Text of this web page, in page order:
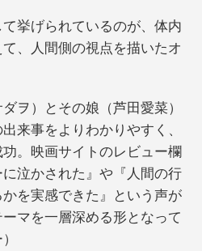
挙げられているのが、体内
、人間側の視点を描いたオ
ヲ）とその娘（芦田愛菜）
来事をよりわかりやすく、
。映画サイトのレビュー欄
泣かされた』や『人間の行
を実感できた』という声が
マを一層深める形となって